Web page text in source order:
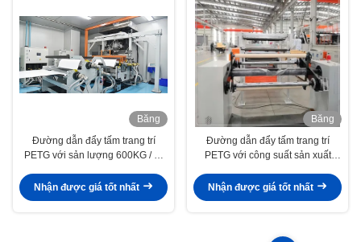
Băng
hình
Đường dẫn đẩy tấm trang trí
PETG với sản lượng 600KG / H,
trúc ba lớp GAG
Nhận được giá tốt nhất
Băng
hình
Đường dẫn đẩy tấm trang trí
PETG với công suất sản xuất
1220*2440*1mm và cấu trúc ba
Nhận được giá tốt nhất